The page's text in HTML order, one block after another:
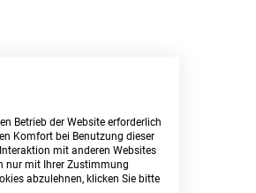
Betrieb der Website erforderlich
Komfort bei Benutzung dieser
mit anderen Websites
nur mit Ihrer Zustimmung
abzulehnen, klicken Sie bitte